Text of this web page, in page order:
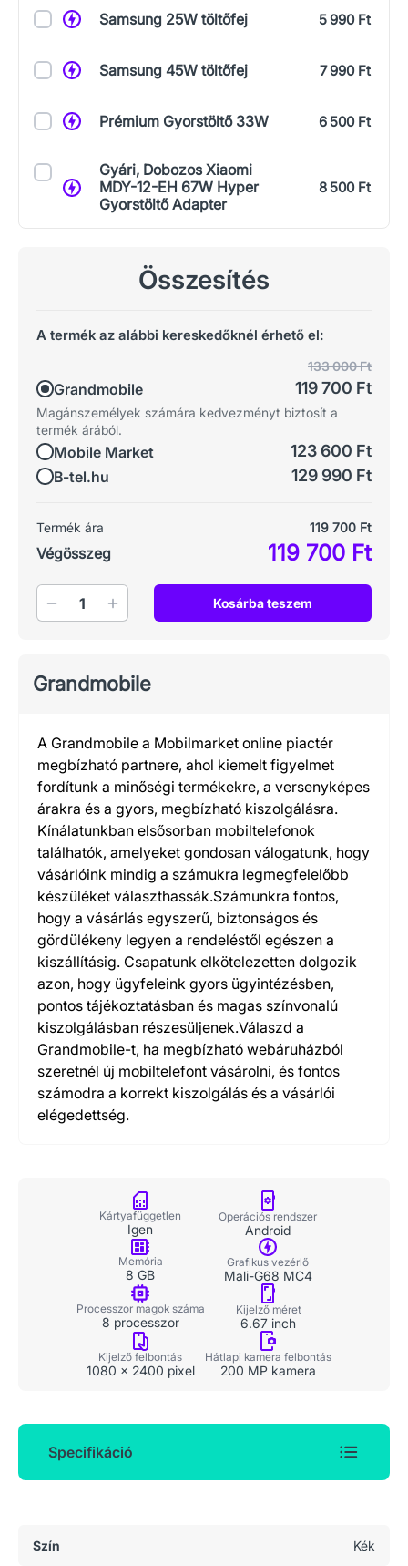
Samsung 25W töltőfej 5 990 Ft
Samsung 45W töltőfej 7 990 Ft
Prémium Gyorstöltő 33W 6 500 Ft
Gyári, Dobozos Xiaomi
MDY-12-EH 67W Hyper
Gyorstöltő Adapter
8 500 Ft
Összesítés
A termék az alábbi kereskedőknél érhető el:
Grandmobile
133 000 Ft
119 700 Ft
Magánszemélyek számára kedvezményt biztosít a
termék árából.
Mobile Market 123 600 Ft
B-tel.hu 129 990 Ft
Termék ára 119 700 Ft
Végösszeg 119 700 Ft
Mennyiség Kosárba teszem
Grandmobile
A Grandmobile a Mobilmarket online piactér
megbízható partnere, ahol kiemelt figyelmet
fordítunk a minőségi termékekre, a versenyképes
árakra és a gyors, megbízható kiszolgálásra.
Kínálatunkban elsősorban mobiltelefonok
találhatók, amelyeket gondosan válogatunk, hogy
vásárlóink mindig a számukra legmegfelelőbb
készüléket választhassák.Számunkra fontos,
hogy a vásárlás egyszerű, biztonságos és
gördülékeny legyen a rendeléstől egészen a
kiszállításig. Csapatunk elkötelezetten dolgozik
azon, hogy ügyfeleink gyors ügyintézésben,
pontos tájékoztatásban és magas színvonalú
kiszolgálásban részesüljenek.Válaszd a
Grandmobile-t, ha megbízható webáruházból
szeretnél új mobiltelefont vásárolni, és fontos
számodra a korrekt kiszolgálás és a vásárlói
elégedettség.
Kártyafüggetlen
Igen
Operációs rendszer
Android
Memória
8 GB
Grafikus vezérlő
Mali-G68 MC4
Processzor magok száma
8 processzor
Kijelző méret
6.67 inch
Kijelző felbontás
1080 x 2400 pixel
Hátlapi kamera felbontás
200 MP kamera
Specifikáció
Szín Kék